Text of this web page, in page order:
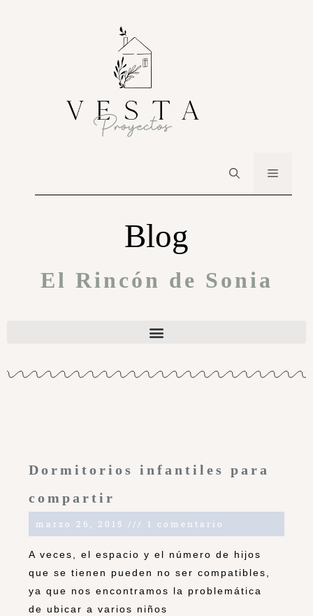
Blog
El Rincón de Sonia
Dormitorios infantiles para
compartir
marzo 26, 2015 1 comentario
A veces, el espacio y el número de hijos
que se tienen pueden no ser compatibles,
ya que nos encontramos la problemática
de ubicar a varios niños